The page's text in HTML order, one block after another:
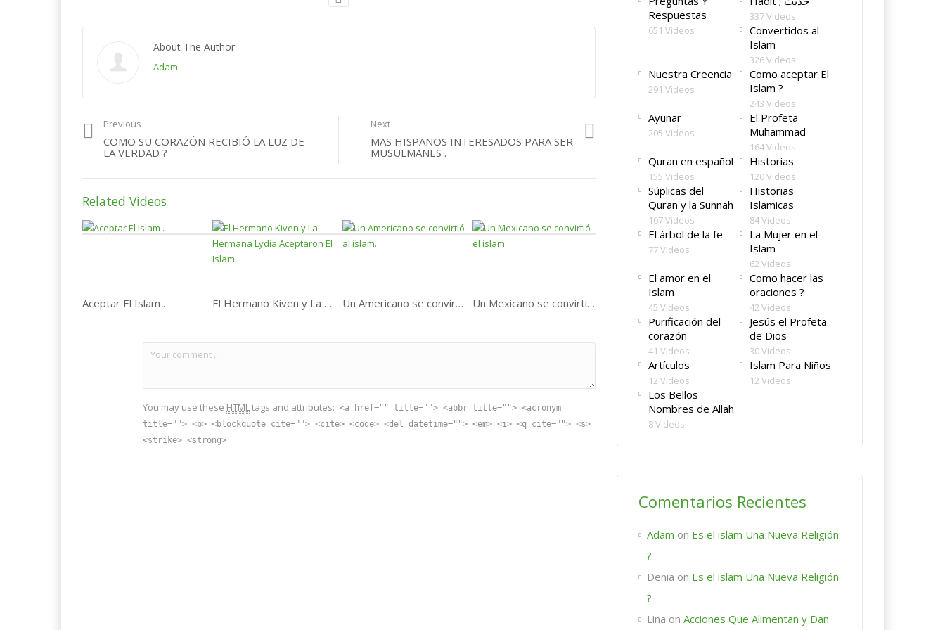
About The Author
Adam -
Previous
COMO SU CORAZÓN RECIBIÓ LA LUZ DE
LA VERDAD ?
Next
MAS HISPANOS INTERESADOS PARA SER
MUSULMANES .
Related Videos
Aceptar El Islam . El Hermano Kiven y La Hermana Lydia Aceptaron El Islam. Un Americano se convirtió al islam. Un Mexicano se convirtió el islam
You may use these HTMLtags and attributes: <a href="" title=""> <abbr title=""> <acronym
title=""> <b> <blockquote cite=""> <cite> <code> <del datetime=""> <em> <i> <q cite=""> <s>
<strike> <strong>
Respuestas
651 Videos
337 Videos
Convertidos al
Islam
326 Videos
Nuestra Creencia
291 Videos
Como aceptar El
Islam ?
243 Videos
Ayunar
205 Videos
El Profeta
Muhammad
164 Videos
Quran en español
155 Videos
Historias
120 Videos
Súplicas del
Quran y la Sunnah
107 Videos
Historias
Islamicas
84 Videos
El árbol de la fe
77 Videos
La Mujer en el
Islam
62 Videos
El amor en el
Islam
45 Videos
Como hacer las
oraciones ?
42 Videos
Purificación del
corazón
41 Videos
Jesús el Profeta
de Dios
30 Videos
Artículos
12 Videos
Islam Para Niños
12 Videos
Los Bellos
Nombres de Allah
8 Videos
Comentarios Recientes
Adam on Es el islam Una Nueva Religión
?
Denia on Es el islam Una Nueva Religión
?
Lina on Acciones Que Alimentan y Dan